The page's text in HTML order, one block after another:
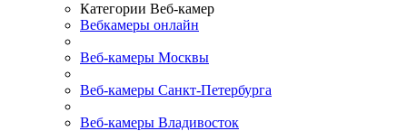
Категории Веб-камер
Вебкамеры онлайн
Веб-камеры Москвы
Веб-камеры Санкт-Петербурга
Веб-камеры Владивосток